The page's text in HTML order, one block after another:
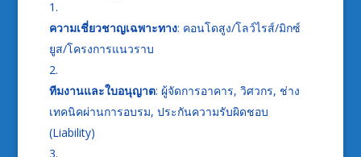
ความเชี่ยวชาญเฉพาะทาง: คอนโดสูง/โลว์ไรส์/มิกซ์
ยูส/โครงการแนวราบ
ทีมงานและใบอนุญาต: ผู้จัดการอาคาร, วิศวกร, ช่าง
เทคนิคผ่านการอบรม, ประกันความรับผิดชอบ
(Liability)